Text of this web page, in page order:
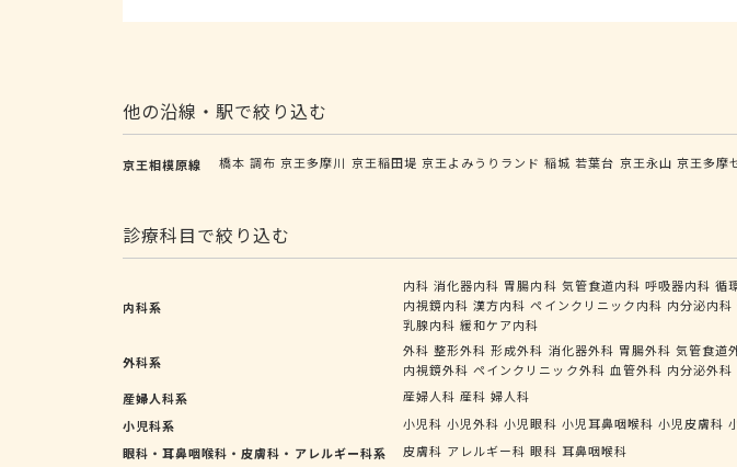
他の沿線・駅で絞り込む
京王相模原線 橋本 調布 京王多摩川 京王稲田堤 京王よみうりランド 稲城 若葉台 京王永山 京王多摩
診療科目で絞り込む
内科系
内科 消化器内科 胃腸内科 気管食道内科 呼吸器内科 循
内視鏡内科 漢方内科 ペインクリニック内科 内分泌内科
乳腺内科 緩和ケア内科
外科系
外科 整形外科 形成外科 消化器外科 胃腸外科 気管食道
内視鏡外科 ペインクリニック外科 血管外科 内分泌外科
産婦人科系
産婦人科 産科 婦人科
小児科系
小児科 小児外科 小児眼科 小児耳鼻咽喉科 小児皮膚科
眼科・耳鼻咽喉科・皮膚科・アレルギー科系
皮膚科 アレルギー科 眼科 耳鼻咽喉科